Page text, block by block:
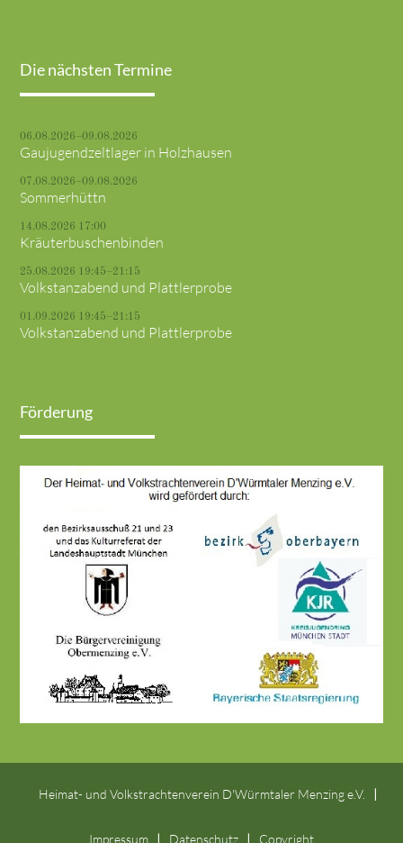
Die nächsten Termine
06.08.2026–09.08.2026
Gaujugendzeltlager in Holzhausen
07.08.2026–09.08.2026
Sommerhüttn
14.08.2026 17:00
Kräuterbuschenbinden
25.08.2026 19:45–21:15
Volkstanzabend und Plattlerprobe
01.09.2026 19:45–21:15
Volkstanzabend und Plattlerprobe
Förderung
Heimat- und Volkstrachtenverein D'Würmtaler Menzing e.V.
Impressum Datenschutz Copyright